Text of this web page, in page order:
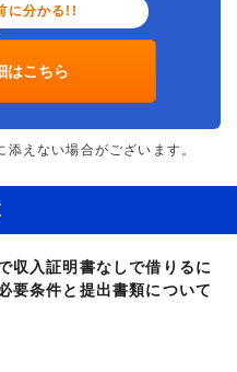
に分かる!!
はこちら
えない場合がございます。
収入証明書なしで借りるに
要条件と提出書類について